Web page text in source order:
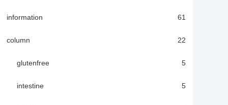
information 61
column 22
glutenfree 5
intestine 5